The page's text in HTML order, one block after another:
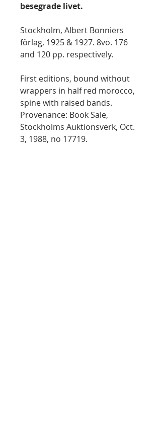
besegrade livet.
Stockholm, Albert Bonniers
förlag, 1925 & 1927. 8vo. 176
and 120 pp. respectively.
First editions, bound without
wrappers in half red morocco,
spine with raised bands.
Provenance: Book Sale,
Stockholms Auktionsverk, Oct.
3, 1988, no 17719.